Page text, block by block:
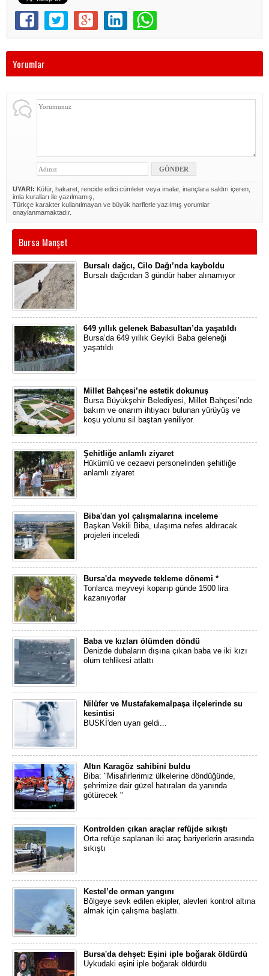
Yorumlar
UYARI: Küfür, hakaret, rencide edici cümleler veya imalar, inançlara saldırı içeren,
imla kuralları ile yazılmamış,
Türkçe karakter kullanılmayan ve büyük harflerle yazılmış yorumlar
onaylanmamaktadır.
Bursa Manşet
Bursalı dağcı, Cilo Dağı’nda kayboldu
Bursalı dağcıdan 3 gündür haber alınamıyor
649 yıllık gelenek Babasultan’da yaşatıldı
Bursa’da 649 yıllık Geyikli Baba geleneği
yaşatıldı
Millet Bahçesi’ne estetik dokunuş
Bursa Büyükşehir Belediyesi, Millet Bahçesi’nde
bakım ve onarım ihtiyacı bulunan yürüyüş ve
koşu yolunu sil baştan yeniliyor.
Şehitliğe anlamlı ziyaret
Hükümlü ve cezaevi personelinden şehitliğe
anlamlı ziyaret
Biba'dan yol çalışmalarına inceleme
Başkan Vekili Biba, ulaşıma nefes aldıracak
projeleri inceledi
Bursa'da meyvede tekleme dönemi *
Tonlarca meyveyi koparıp günde 1500 lira
kazanıyorlar
Baba ve kızları ölümden döndü
Denizde dubaların dışına çıkan baba ve iki kızı
ölüm tehlikesi atlattı
Nilüfer ve Mustafakemalpaşa ilçelerinde su
kesintisi
BUSKİ'den uyarı geldi...
Altın Karagöz sahibini buldu
Biba: "Misafirlerimiz ülkelerine döndüğünde,
şehrimize dair güzel hatıraları da yanında
götürecek "
Kontrolden çıkan araçlar refüjde sıkıştı
Orta refüje saplanan iki araç bariyerlerin arasında
sıkıştı
Kestel’de orman yangını
Bölgeye sevk edilen ekipler, alevleri kontrol altına
almak için çalışma başlattı.
Bursa'da dehşet: Eşini iple boğarak öldürdü
Uykudaki eşini iple boğarak öldürdü